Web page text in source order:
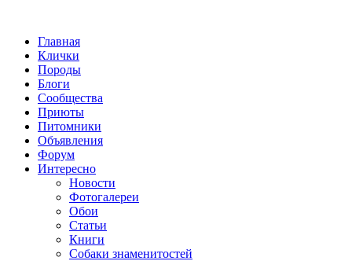
Главная
Клички
Породы
Блоги
Сообщества
Приюты
Питомники
Объявления
Форум
Интересно
Новости
Фотогалереи
Обои
Статьи
Книги
Собаки знаменитостей